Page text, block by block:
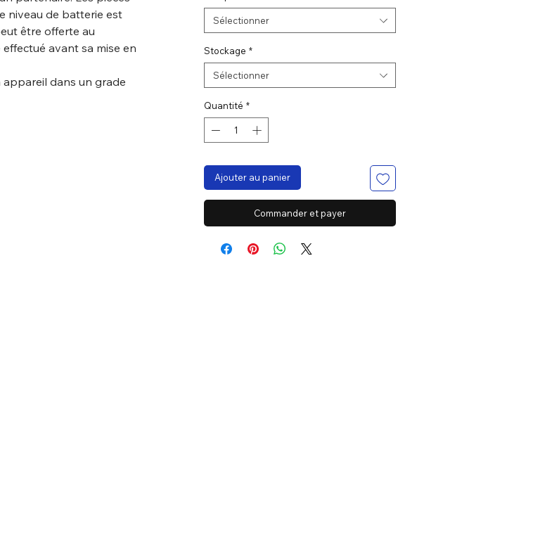
niveau de batterie est
être offerte au
effectué avant sa mise en
dans un grade
Sélectionner
Stockage *
Sélectionner
Quantité *
Ajouter au panier
Commander et payer